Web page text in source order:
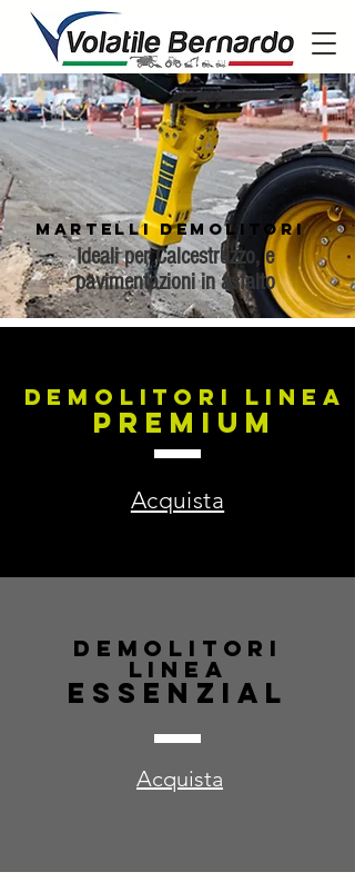
Ideali per Calcestruzzo, e
pavimentazioni in asfalto
Martelli Demolitori
demolitori Linea
Premium
Acquista
Demolitori
linea
Essenzial
Acquista